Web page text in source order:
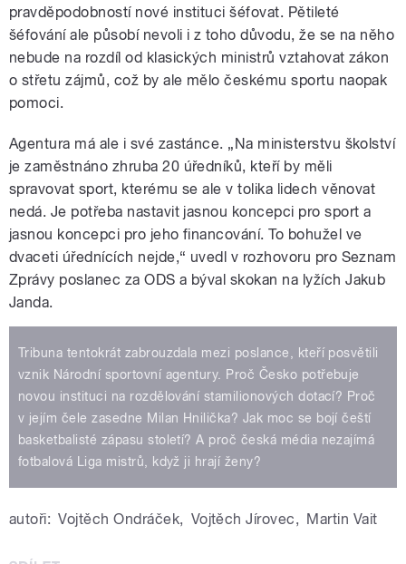
pravděpodobností nové instituci šéfovat. Pětileté
šéfování ale působí nevoli i z toho důvodu, že se na něho
nebude na rozdíl od klasických ministrů vztahovat zákon
o střetu zájmů, což by ale mělo českému sportu naopak
pomoci.
Agentura má ale i své zastánce. „Na ministerstvu školství
je zaměstnáno zhruba 20 úředníků, kteří by měli
spravovat sport, kterému se ale v tolika lidech věnovat
nedá. Je potřeba nastavit jasnou koncepci pro sport a
jasnou koncepci pro jeho financování. To bohužel ve
dvaceti úřednících nejde,“ uvedl v rozhovoru pro Seznam
Zprávy poslanec za ODS a býval skokan na lyžích Jakub
Janda.
Tribuna tentokrát zabrouzdala mezi poslance, kteří posvětili
vznik Národní sportovní agentury. Proč Česko potřebuje
novou instituci na rozdělování stamilionových dotací? Proč
v jejím čele zasedne Milan Hnilička? Jak moc se bojí čeští
basketbalisté zápasu století? A proč česká média nezajímá
fotbalová Liga mistrů, když ji hrají ženy?
autoři: Vojtěch Ondráček, Vojtěch Jírovec, Martin Vait